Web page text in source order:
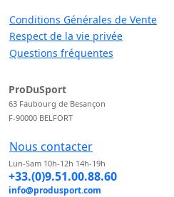
Conditions Générales de Vente
Respect de la vie privée
Questions fréquentes
ProDuSport
63 Faubourg de Besançon
F-90000 BELFORT
Nous contacter
Lun-Sam 10h-12h 14h-19h
+33.(0)9.51.00.88.60
info@produsport.com